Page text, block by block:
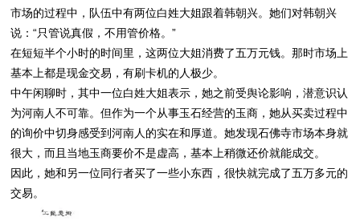
市场的过程中，队伍中有两位白姓大姐跟着韩朝兴。她们对韩朝兴
说：“只管说真假，不用管价格。”
在短短半个小时的时间里，这两位大姐消费了五万元钱。那时市场上
基本上都是现金交易，有刷卡机的人极少。
中午闲聊时，其中一位白姓大姐表示，她之前受舆论影响，潜意识认
为河南人不可靠。但作为一个从事玉石经营的玉商，她从买卖过程中
的询价中切身感受到河南人的实在和厚道。她发现石佛寺市场本身就
很大，而且当地玉商要价不是虚高，基本上稍微还价就能成交。
因此，她和另一位同行者买了一些小东西，很快就完成了五万多元的
交易。